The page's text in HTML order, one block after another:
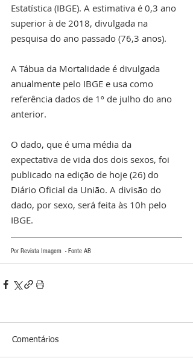
Estatística (IBGE). A estimativa é 0,3 ano
superior à de 2018, divulgada na
pesquisa do ano passado (76,3 anos).
A Tábua da Mortalidade é divulgada
anualmente pelo IBGE e usa como
referência dados de 1º de julho do ano
anterior.
O dado, que é uma média da
expectativa de vida dos dois sexos, foi
publicado na edição de hoje (26) do
Diário Oficial da União. A divisão do
dado, por sexo, será feita às 10h pelo
IBGE.
Por Revista Imagem  - Fonte AB
Comentários